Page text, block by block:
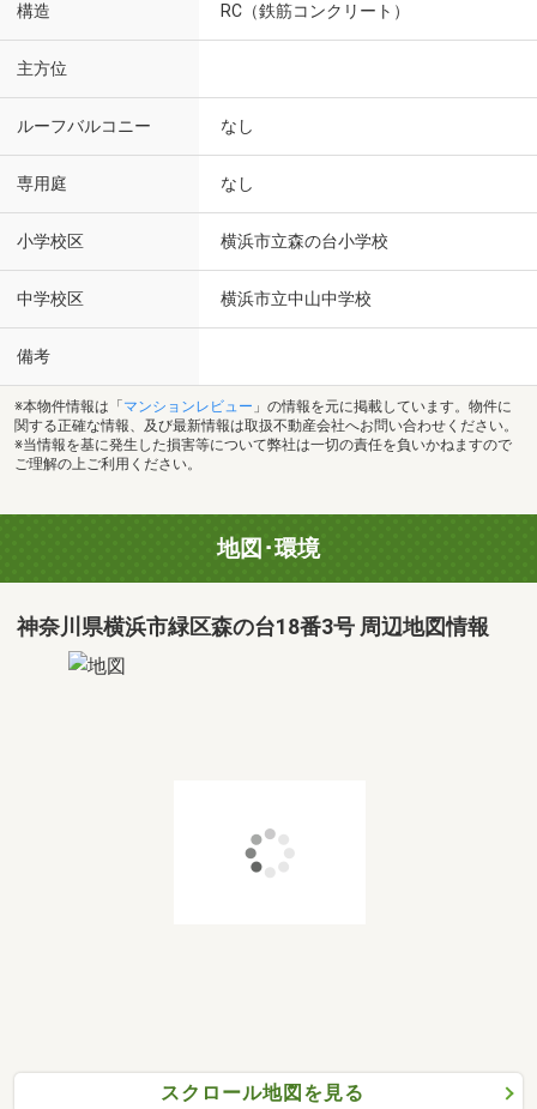
構造 RC（鉄筋コンクリート）
主方位
ルーフバルコニー なし
専用庭 なし
小学校区 横浜市立森の台小学校
中学校区 横浜市立中山中学校
備考
※本物件情報は「 マンションレビュー 」の情報を元に掲載しています。物件に
関する正確な情報、及び最新情報は取扱不動産会社へお問い合わせください。
※当情報を基に発生した損害等について弊社は一切の責任を負いかねますので
ご理解の上ご利用ください。
地図･環境
神奈川県横浜市緑区森の台18番3号 周辺地図情報
スクロール地図を見る